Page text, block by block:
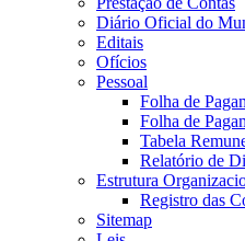
Diário Oficial do
Editais
Ofícios
Pessoal
Folha de
Folha de
Tabela
Relatório de
Estrutura
Registro das
Sitemap